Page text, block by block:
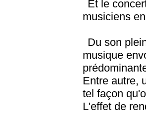
Et le
musiciens
Du son
musique
Entre autre,
tel façon
L'effet de